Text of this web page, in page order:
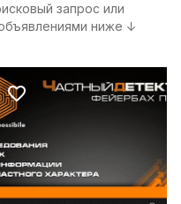
запрос или
ниже ↓